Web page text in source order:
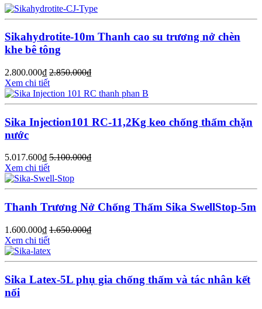
Sikahydrotite-10m Thanh cao su trương nở chèn
khe bê tông
2.800.000₫ 2.850.000₫
Xem chi tiết
Sika Injection101 RC-11,2Kg keo chống thấm chặn
nước
5.017.600₫ 5.100.000₫
Xem chi tiết
Thanh Trương Nở Chống Thấm Sika SwellStop-5m
1.600.000₫ 1.650.000₫
Xem chi tiết
Sika Latex-5L phụ gia chống thấm và tác nhân kết
nối